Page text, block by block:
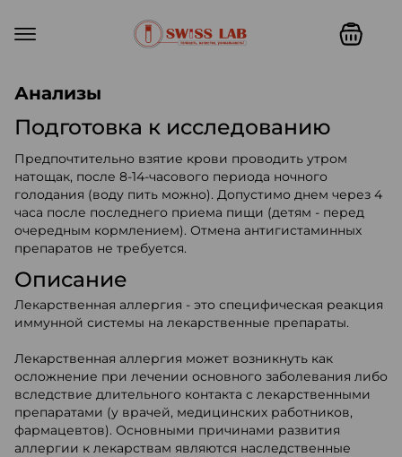
Анализы
Подготовка к исследованию
Предпочтительно взятие крови проводить утром
натощак, после 8-14-часового периода ночного
голодания (воду пить можно). Допустимо днем через 4
часа после последнего приема пищи (детям - перед
очередным кормлением). Отмена антигистаминных
препаратов не требуется.
Описание
Лекарственная аллергия - это специфическая реакция
иммунной системы на лекарственные препараты.
Лекарственная аллергия может возникнуть как
осложнение при лечении основного заболевания либо
вследствие длительного контакта с лекарственными
препаратами (у врачей, медицинских работников,
фармацевтов). Основными причинами развития
аллергии к лекарствам являются наследственные